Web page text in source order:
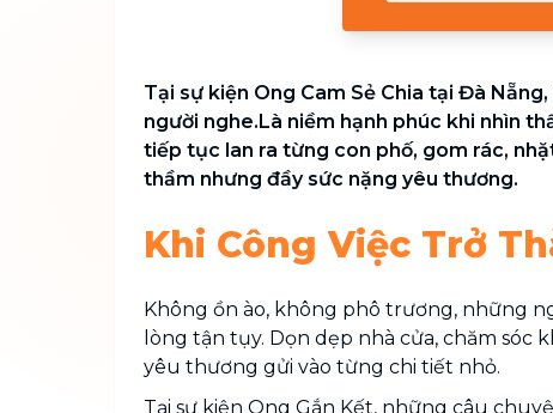
Tại sự kiện Ong Cam Sẻ Chia tại Đà
người nghe.Là niềm hạnh phúc khi nhìn
tiếp tục lan ra từng con phố, gom rác,
thầm nhưng đầy sức nặng yêu thương.
Khi Công Việc Trở
Không ồn ào, không phô trương, những
lòng tận tụy. Dọn dẹp nhà cửa, chăm
yêu thương gửi vào từng chi tiết nhỏ.
Tại sự kiện Ong Gắn Kết, những câu